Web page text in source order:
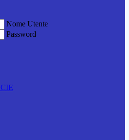
Nome Utente
Password